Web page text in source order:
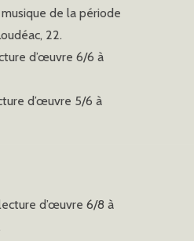
de la période
22.
d’œuvre 6/6 à
d’œuvre 5/6 à
d’œuvre 6/8 à